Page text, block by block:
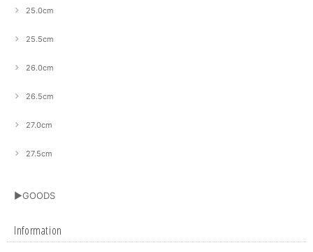
25.0cm
25.5cm
26.0cm
26.5cm
27.0cm
27.5cm
▶GOODS
Information